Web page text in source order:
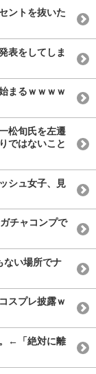
ントを抜いた
表をしてしま
まるｗｗｗｗ
松旬氏を左遷
ではないこと
シュ女子、見
チャコンプで
ない場所でナ
スプレ披露ｗ
。←「絶対に離